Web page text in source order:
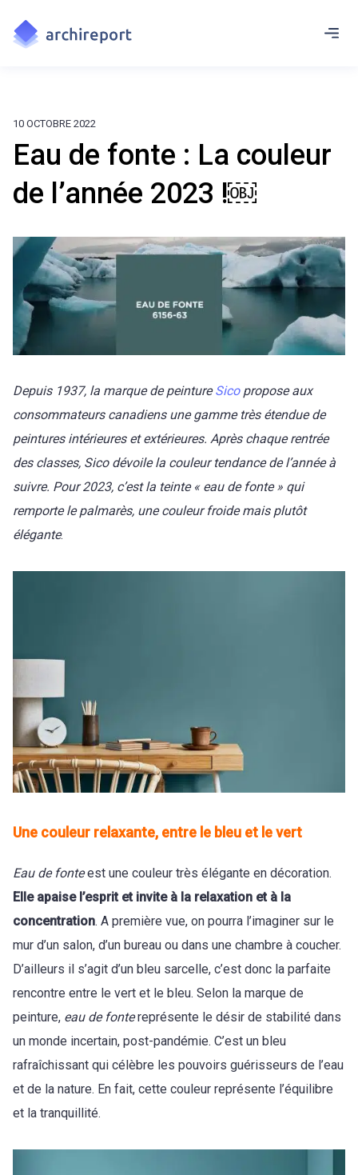
10 OCTOBRE 2022
Eau de fonte : La couleur
de l’année 2023 !￼
Depuis 1937, la marque de peintureSicopropose aux
consommateurs canadiens une gamme très étendue de
peintures intérieures et extérieures. Après chaque rentrée
des classes, Sico dévoile la couleur tendance de l’année à
suivre. Pour 2023, c’est la teinte « eau de fonte » qui
remporte le palmarès, une couleur froide mais plutôt
élégante.
Une couleur relaxante, entre le bleu et le vert
Eau de fonteest une couleur très élégante en décoration.
Elle apaise l’esprit et invite à la relaxation et à la
concentration. A première vue, on pourra l’imaginer sur le
mur d’un salon, d’un bureau ou dans une chambre à coucher.
D’ailleurs il s’agit d’un bleu sarcelle, c’est donc la parfaite
rencontre entre le vert et le bleu. Selon la marque de
peinture, eau de fontereprésente le désir de stabilité dans
un monde incertain, post-pandémie. C’est un bleu
rafraîchissant qui célèbre les pouvoirs guérisseurs de l’eau
et de la nature. En fait, cette couleur représente l’équilibre
et la tranquillité.